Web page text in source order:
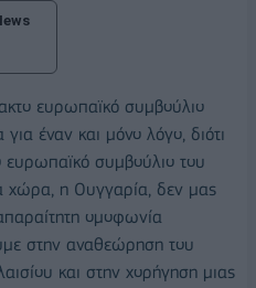
ευρωπαϊκό συμβούλιο
έναν και μόνο λόγο, διότι
ευρωπαϊκό συμβούλιο του
χώρα, η Ουγγαρία, δεν μας
ομοφωνία
στην αναθεώρηση του
και στην χορήγηση μιας